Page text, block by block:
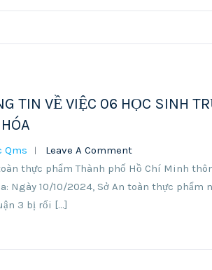
TIN VỀ VIỆC 06 HỌC SINH
Qms
Leave A Comment
thực phẩm Thành phố Hồ Chí Minh
Ngày 10/10/2024, Sở An toàn thực
3 bị rối […]